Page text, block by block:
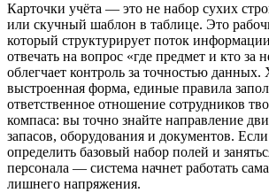
Карточки учёта — это не набор сухих
или скучный шаблон в таблице. Это
который структурирует поток
отвечать на вопрос «где предмет и кто за
облегчает контроль за точностью
выстроенная форма, единые правила
ответственное отношение сотрудников
компаса: вы точно знайте направление
запасов, оборудования и документов.
определить базовый набор полей и
персонала — система начнет работать
лишнего напряжения.